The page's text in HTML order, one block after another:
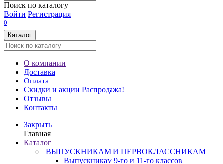
Поиск по каталогу
Войти Регистрация
0
Каталог
О компании
Доставка
Оплата
Скидки и акции Распродажа!
Отзывы
Контакты
Закрыть
Главная
Каталог
ВЫПУСКНИКАМ И ПЕРВОКЛАССНИКАМ
Выпускникам 9-го и 11-го классов